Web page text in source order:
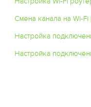
Смена канала на Wi-Fi
Настройка
Настройка